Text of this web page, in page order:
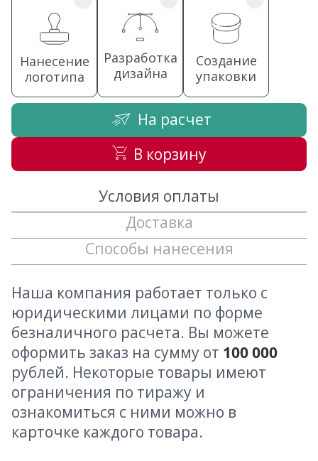
Нанесение
логотипа
Разработка
дизайна
Создание
упаковки
На расчет
В корзину
Условия оплаты
Доставка
Способы нанесения
Наша компания работает только с
юридическими лицами по форме
безналичного расчета. Вы можете
оформить заказ на сумму от 100 000
рублей. Некоторые товары имеют
ограничения по тиражу и
ознакомиться с ними можно в
карточке каждого товара.